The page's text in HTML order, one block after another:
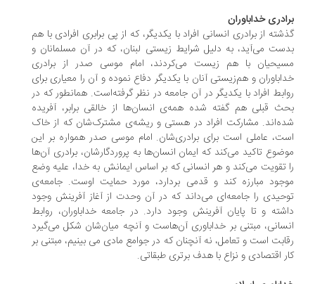
برادری خداباوران
گذشته از برادری انسانی افراد با یکدیگر، که از پی برابری افرادی با هم
بدست می‌آید، به دلیل شرایط زیستی لبنان، که در آن مسلمانان و
مسیحیان با هم زیست می‌کردند، امام موسی صدر از برادری
خداباوران و هم‌زیستی آنان با یکدیگر دفاع نموده و آن را معیاری برای
روابط افراد با یکدیگر در آن جامعه در نظر گرفته‌است. همانطور که در
بحث قبلی هم گفته شده همه‌ی انسان‌ها از خالقی برابر، آفریده
شده‌اند. مشارکت افراد در هستی و ریشه‌ی مشترک‌شان که از خاک
است، عاملی است برای برادری‌شان. امام موسی صدر همواره بر این
موضوع تاکید می‌کند که ایمان انسان‌ها به پروردگارشان، برادری آن‌ها
را تقویت می‌کند و هر انسانی که بر اساس ایمانش به خدا، علیه وضع
موجود مبارزه کند و قدمی بردارد، مورد حمایت اوست. جامعه‌ی
توحیدی را جامعه‌ای می‌داند که در آن وحدت از آغاز آفرینش وجود
داشته و تا پایان آفرینش وجود دارد. در جامعه خداباوران، روابط
انسانی، مبتنی بر خداباوری آن‌هاست و آنچه میان‌شان شکل می‌گیرد
رقابت است و تعامل، نه آنچنان که در جوامع مادی می بینیم، مبتنی بر
کار اقتصادی و نزاع با هدف برتری طبقاتی.